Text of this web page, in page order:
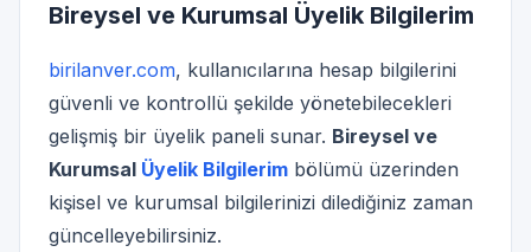
Bireysel ve Kurumsal Üyelik Bilgilerim
birilanver.com, kullanıcılarına hesap bilgilerini
güvenli ve kontrollü şekilde yönetebilecekleri
gelişmiş bir üyelik paneli sunar. Bireysel ve
Kurumsal Üyelik Bilgilerim bölümü üzerinden
kişisel ve kurumsal bilgilerinizi dilediğiniz zaman
güncelleyebilirsiniz.